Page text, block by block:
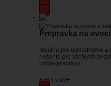
Prepravka na
Ideálna pre uskladnenie
riešenie pre všetkých
počas prepravy.
8,66 € s DPH